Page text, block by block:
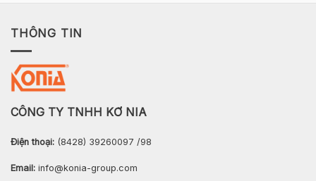
THÔNG TIN
CÔNG TY TNHH KƠ NIA
Điện thoại: (8428) 39260097 /98
Email: info@konia-group.com